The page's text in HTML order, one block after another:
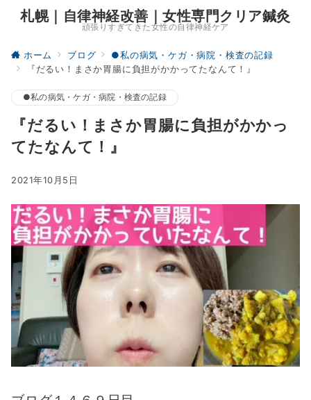
札幌｜自律神経改善｜女性専門クリア鍼灸
頑張りすぎてきた女性の自律神経ケア
ホーム ブログ
●私の病気・ケガ・病院・検査の記録
『だるい！まさか胃腸に負担がかかってたなんて！』
●私の病気・ケガ・病院・検査の記録
『だるい！まさか胃腸に負担がかかっ
てたなんて！』
2021年10月5日